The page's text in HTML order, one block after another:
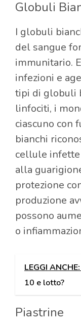
Globuli
I globuli
del sangue
immunitario.
infezioni e
tipi di globuli
linfociti, i
ciascuno con
bianchi
cellule infette
alla
protezione
produzione
possono
o
LEGGI
10 e lotto?
Piastrine